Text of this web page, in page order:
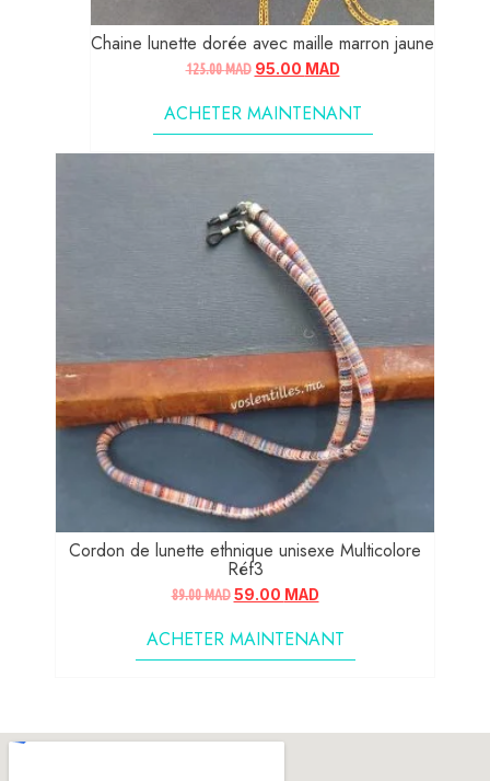
Chaine lunette dorée avec maille marron jaune
125.00MAD 95.00 MAD
ACHETER MAINTENANT
Cordon de lunette ethnique unisexe Multicolore
Réf3
89.00MAD 59.00 MAD
ACHETER MAINTENANT